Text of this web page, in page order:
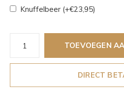
Knuffelbeer (+€23,95)
TOEVOEGEN
DIRECT